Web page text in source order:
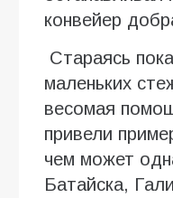
конвейер
Стараясь
маленьких
весомая
привели
чем может
Батайска,